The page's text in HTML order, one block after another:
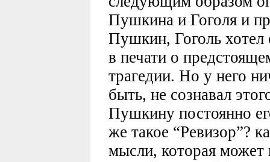
Пушкина и Гоголя и
Пушкин, Гоголь хотел
в печати о
трагедии. Но у него
быть, не сознавал
Пушкину постоянно
же такое “Ревизор”?
мысли, которая может